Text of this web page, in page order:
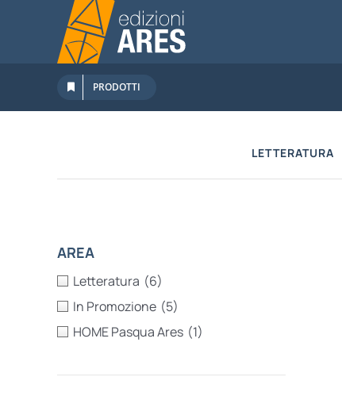
contenuto
PRODOTTI
LETTERATURA
AREA
Letteratura (6)
In Promozione (5)
HOME Pasqua Ares (1)